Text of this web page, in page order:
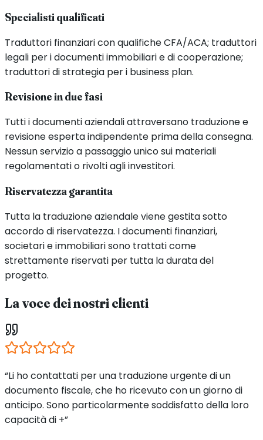
Specialisti qualificati
Traduttori finanziari con qualifiche CFA/ACA; traduttori
legali per i documenti immobiliari e di cooperazione;
traduttori di strategia per i business plan.
Revisione in due fasi
Tutti i documenti aziendali attraversano traduzione e
revisione esperta indipendente prima della consegna.
Nessun servizio a passaggio unico sui materiali
regolamentati o rivolti agli investitori.
Riservatezza garantita
Tutta la traduzione aziendale viene gestita sotto
accordo di riservatezza. I documenti finanziari,
societari e immobiliari sono trattati come
strettamente riservati per tutta la durata del
progetto.
La voce dei nostri clienti
“Li ho contattati per una traduzione urgente di un
documento fiscale, che ho ricevuto con un giorno di
anticipo. Sono particolarmente soddisfatto della loro
capacità di +”